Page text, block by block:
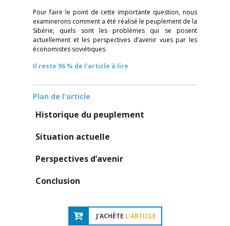
Pour faire le point de cette importante question, nous
examinerons comment a été réalisé le peuplement de la
Sibérie, quels sont les problèmes qui se posent
actuellement et les perspectives d’avenir vues par les
économistes soviétiques.
Il reste 96 % de l'article à lire
Plan de l'article
Historique du peuplement
Situation actuelle
Perspectives d’avenir
Conclusion
J'ACHÈTE L'ARTICLE